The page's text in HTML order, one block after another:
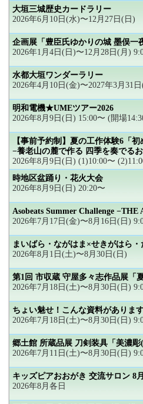
大垣三城歴史カードラリー
2026年6月10日(水)〜12月27日(日)
企画展「豊臣氏ゆかりの城 墨俣一
2026年1月4日(日)〜12月28日(月)
水都大垣ワンダーラリー
2026年4月10日(金)〜2027年3月31
明和電機★UMEツアー2026
2026年8月9日(日) 15:00〜 (開場
【事前予約制】夏の工作体験6「
−養老山の麓で作る 四季を奏でる
2026年8月9日(日) (1)10:00〜
時地区盆踊り・花火大会
2026年8月9日(日) 20:20〜
Asobeats Summer Challenge
2026年7月17日(金)〜8月16日(日)
まいばら・ながはま×せきがはら
2026年8月1日(土)〜8月30日(日)
第1回 市収蔵 守屋多々志作品展「
2026年7月18日(土)〜8月30日(日)
ちょい魅せ！こんな資料がありま
2026年7月18日(土)〜8月30日(日)
郷土館 所蔵品展 刀剣装具「美濃
2026年7月11日(土)〜8月30日(日)
キッズピアおおがき 交流サロン 8
2026年8月各日